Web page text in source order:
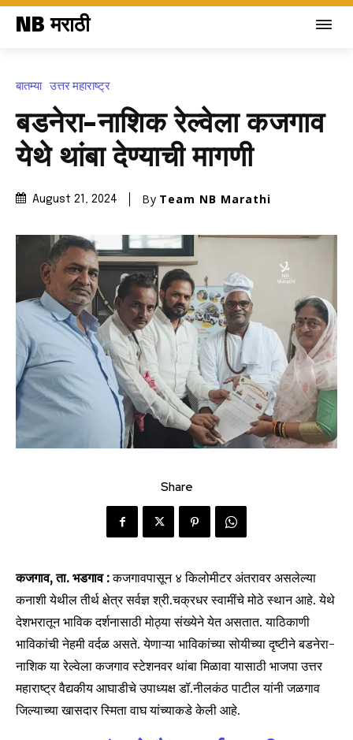
NB मराठी
बातम्या उत्तर महाराष्ट्र
बडनेरा-नाशिक रेल्वेला कजगाव
येथे थांबा देण्याची मागणी
August 21, 2024 By Team NB Marathi
Share
कजगाव, ता. भडगाव :कजगावपासून ४ किलोमीटर अंतरावर असलेल्या
कनाशी येथील तीर्थ क्षेत्र सर्वज्ञ श्री.चक्रधर स्वामींचे मोठे स्थान आहे. येथे
देशभरातून भाविक दर्शनासाठी मोठ्या संख्येने येत असतात. याठिकाणी
भाविकांची नेहमी वर्दळ असते. येणाऱ्या भाविकांच्या सोयीच्या दृष्टीने बडनेरा-
नाशिक या रेल्वेला कजगाव स्टेशनवर थांबा मिळावा यासाठी भाजपा उत्तर
महाराष्ट्र वैद्यकीय आघाडीचे उपाध्यक्ष डॉ.नीलकंठ पाटील यांनी जळगाव
जिल्याच्या खासदार स्मिता वाघ यांच्याकडे केली आहे.